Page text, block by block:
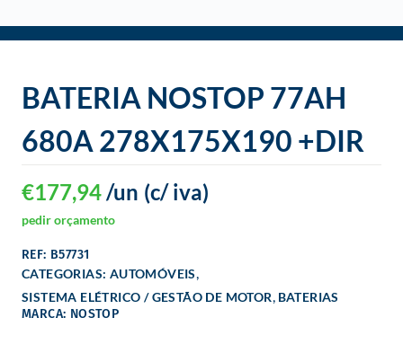
BATERIA NOSTOP 77AH
680A 278X175X190 +DIR
€177,94 (c/ iva)
/un
pedir orçamento
REF: B57731
CATEGORIAS: AUTOMÓVEIS,
SISTEMA ELÉTRICO / GESTÃO DE MOTOR, BATERIAS
MARCA: NOSTOP